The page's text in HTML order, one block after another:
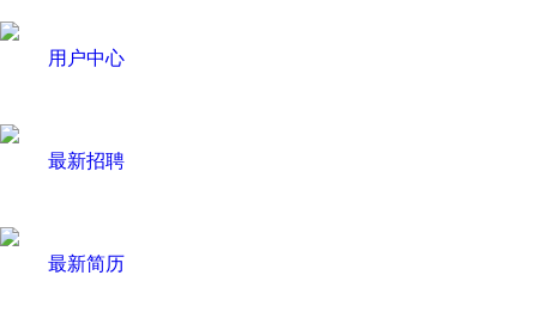
用户中心
最新招聘
最新简历